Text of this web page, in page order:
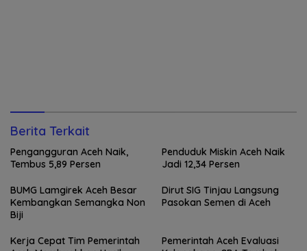
Berita Terkait
Pengangguran Aceh Naik,
Tembus 5,89 Persen
Penduduk Miskin Aceh Naik
Jadi 12,34 Persen
BUMG Lamgirek Aceh Besar
Kembangkan Semangka Non
Biji
Dirut SIG Tinjau Langsung
Pasokan Semen di Aceh
Kerja Cepat Tim Pemerintah
Pemerintah Aceh Evaluasi